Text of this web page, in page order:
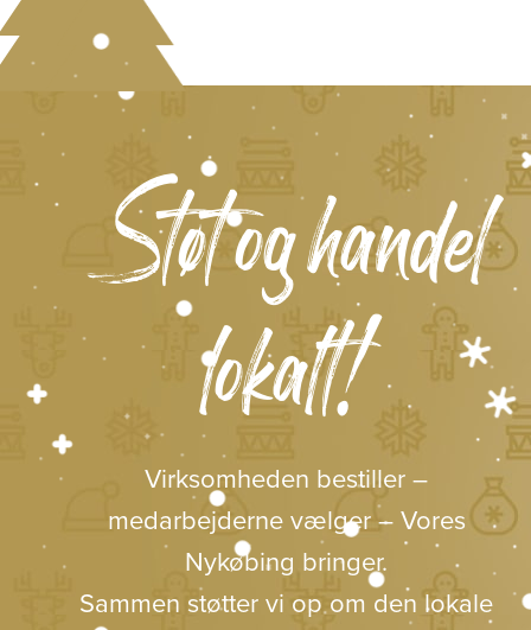
Støt og handel
lokalt!
Virksomheden bestiller –
medarbejderne vælger – Vores
Nykøbing bringer.
Sammen støtter vi op om den lokale